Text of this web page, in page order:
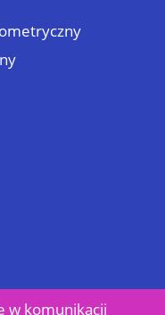
wkomunikacji